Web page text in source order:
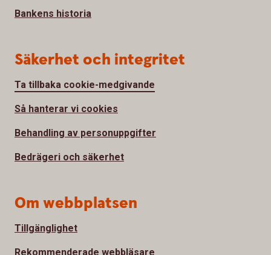
Bankens historia
Säkerhet och integritet
Ta tillbaka cookie-medgivande
Så hanterar vi cookies
Behandling av personuppgifter
Bedrägeri och säkerhet
Om webbplatsen
Tillgänglighet
Rekommenderade webbläsare